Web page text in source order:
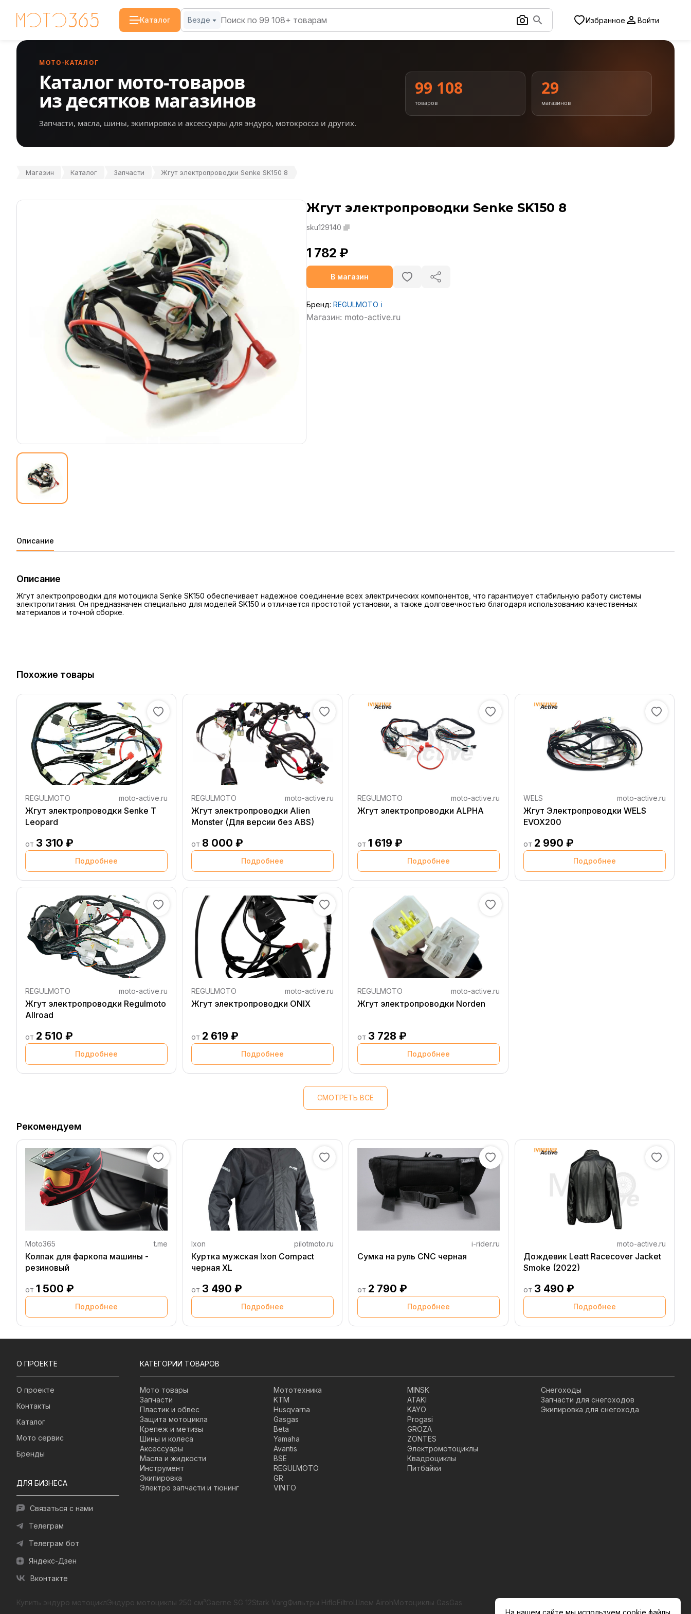
Каталог Везде Избранное Войти
МОТО-КАТАЛОГ
Каталог мото-товаров
из десятков магазинов
Запчасти, масла, шины, экипировка и аксессуары для эндуро, мотокросса и других.
99 108
товаров
29
магазинов
Магазин Каталог Запчасти Жгут электропроводки Senke SK150 8
Жгут электропроводки Senke SK150 8
sku129140
1 782 ₽
В магазин
Бренд: REGULMOTO ℹ️
Описание
Описание
Жгут электропроводки для мотоцикла Senke SK150 обеспечивает надежное соединение всех электрических компонентов, что гарантирует стабильную работу системы
электропитания. Он предназначен специально для моделей SK150 и отличается простотой установки, а также долговечностью благодаря использованию качественных
материалов и точной сборке.
Похожие товары
REGULMOTO moto-active.ru
Жгут электропроводки Senke T
Leopard
от 3 310 ₽
Подробнее
REGULMOTO moto-active.ru
Жгут электропроводки Alien
Monster (Для версии без ABS)
от 8 000 ₽
Подробнее
REGULMOTO moto-active.ru
Жгут электропроводки ALPHA
от 1 619 ₽
Подробнее
WELS moto-active.ru
Жгут Электропроводки WELS
EVOX200
от 2 990 ₽
Подробнее
REGULMOTO moto-active.ru
Жгут электропроводки Regulmoto
Allroad
от 2 510 ₽
Подробнее
REGULMOTO moto-active.ru
Жгут электропроводки ONIX
от 2 619 ₽
Подробнее
REGULMOTO moto-active.ru
Жгут электропроводки Norden
от 3 728 ₽
Подробнее
СМОТРЕТЬ ВСЕ
Рекомендуем
Moto365 t.me
Колпак для фаркопа машины -
резиновый
от 1 500 ₽
Подробнее
Ixon pilotmoto.ru
Куртка мужская Ixon Compact
черная XL
от 3 490 ₽
Подробнее
i-rider.ru
Сумка на руль CNC черная
от 2 790 ₽
Подробнее
moto-active.ru
Дождевик Leatt Racecover Jacket
Smoke (2022)
от 3 490 ₽
Подробнее
О ПРОЕКТЕ
О проекте
Контакты
Каталог
Мото сервис
Бренды
ДЛЯ БИЗНЕСА
Связаться с нами
Телеграм
Телеграм бот
Яндекс-Дзен
Вконтакте
КАТЕГОРИИ ТОВАРОВ
Мото товары
Запчасти
Пластик и обвес
Защита мотоцикла
Крепеж и метизы
Шины и колеса
Аксессуары
Масла и жидкости
Инструмент
Экипировка
Электро запчасти и тюнинг
Мототехника
KTM
Husqvarna
Gasgas
Beta
Yamaha
Avantis
BSE
REGULMOTO
GR
VINTO
MINSK
ATAKI
KAYO
Progasi
GROZA
ZONTES
Электромотоциклы
Квадроциклы
Питбайки
Снегоходы
Запчасти для снегоходов
Экипировка для снегохода
Купить эндуро мотоциклЭндуро мотоциклы 250 см³Gaerne SG 12Stark VargФильтры HifloFiltroШлем AirohМотоциклы GasGas
На нашем сайте мы используем cookie файлы